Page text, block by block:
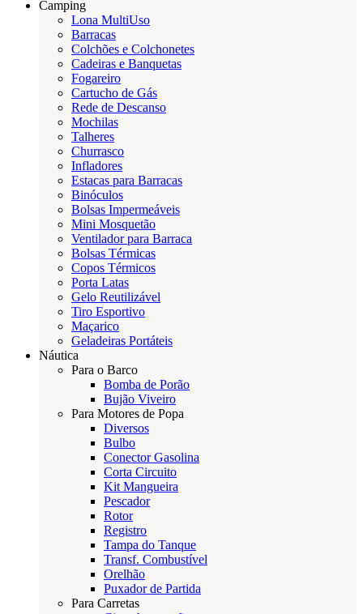
Camping
Lona MultiUso
Barracas
Colchões e Colchonetes
Cadeiras e Banquetas
Fogareiro
Cartucho de Gás
Rede de Descanso
Mochilas
Talheres
Churrasco
Infladores
Estacas para Barracas
Binóculos
Bolsas Impermeáveis
Mini Mosquetão
Ventilador para Barraca
Bolsas Térmicas
Copos Térmicos
Porta Latas
Gelo Reutilizável
Tiro Esportivo
Maçarico
Geladeiras Portáteis
Náutica
Para o Barco
Bomba de Porão
Bujão Viveiro
Para Motores de Popa
Diversos
Bulbo
Conector Gasolina
Corta Circuito
Kit Mangueira
Pescador
Rotor
Registro
Tampa do Tanque
Transf. Combustível
Orelhão
Puxador de Partida
Para Carretas